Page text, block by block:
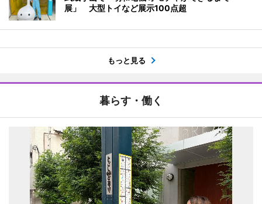
展」 大型トイなど展示100点超
もっと見る
暮らす・働く